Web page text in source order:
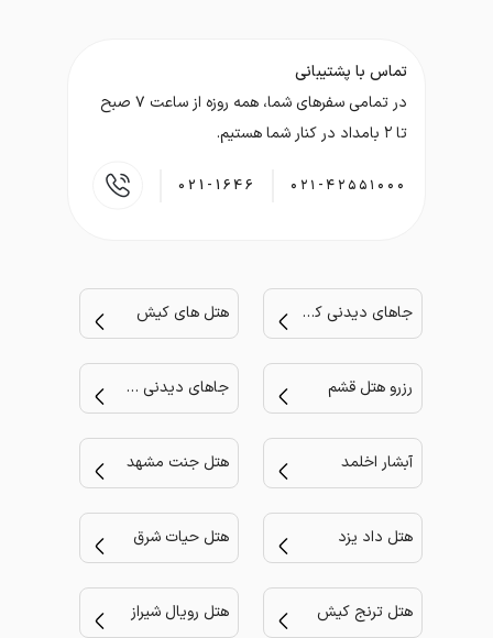
تماس با پشتیبانی
در تمامی سفر‌های شما، همه روزه از ساعت ۷ صبح
تا ۲ بامداد در کنار شما هستیم.
۰۲۱-۴۲۵۵۱۰۰۰ 021-1646
جاهای دیدنی کیش هتل های کیش
رزرو هتل قشم جاهای دیدنی مشهد
آبشار اخلمد هتل جنت مشهد
هتل داد یزد هتل حیات شرق
هتل ترنج کیش هتل رویال شیراز